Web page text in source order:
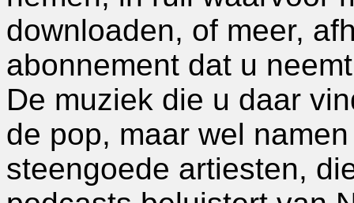
downloaden, of meer,
abonnement dat u
De muziek die u daar
de pop, maar wel
steengoede artiesten,